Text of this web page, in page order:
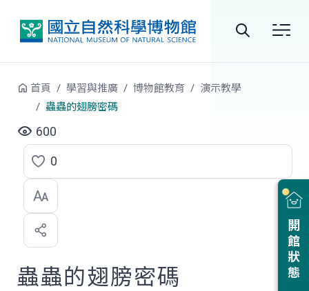
站
開館狀態
首頁 學習與推廣 博物館教育
演示教學
蟲蟲的翅膀密碼
600
點
選
喜
歡
0
蟲蟲的翅膀密碼